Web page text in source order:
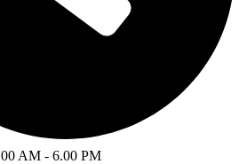
AM - 6.00 PM